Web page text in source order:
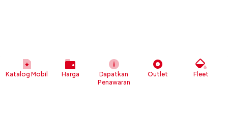
Katalog Mobil Harga
Dapatkan
Penawaran
Outlet Fleet